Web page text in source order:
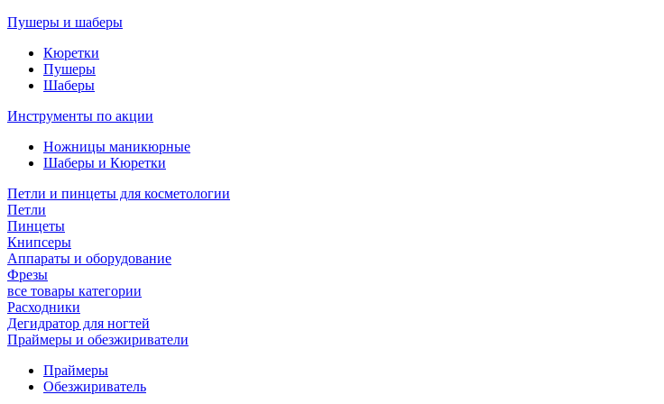
Пушеры и шаберы
Кюретки
Пушеры
Шаберы
Инструменты по акции
Ножницы маникюрные
Шаберы и Кюретки
Петли и пинцеты для косметологии
Петли
Пинцеты
Книпсеры
Аппараты и оборудование
Фрезы
все товары категории
Расходники
Дегидратор для ногтей
Праймеры и обезжириватели
Праймеры
Обезжириватель